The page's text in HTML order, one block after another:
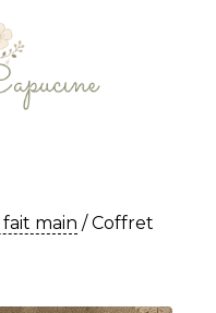
main / Coffret